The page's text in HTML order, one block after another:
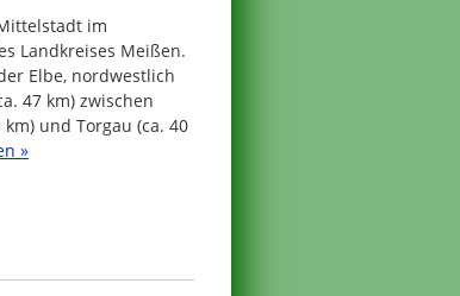
im
Landkreises Meißen.
Elbe, nordwestlich
47 km) zwischen
und Torgau (ca. 40
»